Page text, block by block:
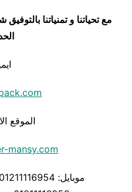
مع تحياتنا و تمنياتنا
الموقع
mansy.com